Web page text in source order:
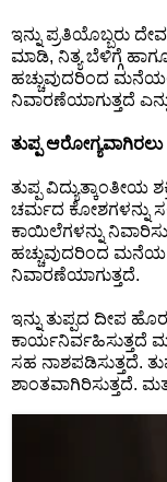
📞 Contact
N
w
U
p
d
a
s
🎤 Live News
Y
o
u
u
e
T
i
t
t
ಇನ್ನು ಪ್ರತಿಯೊಬ್ಬರು
ಮಾಡಿ, ನಿತ್ಯ ಬೆಳಿಗ್ಗೆ
ಹಚ್ಚುವುದರಿಂದ
ನಿವಾರಣೆಯಾಗುತ್ತದೆ
ತುಪ್ಪ
ತುಪ್ಪ
ಚರ್ಮದ ಕೋಶಗಳನ್ನು
ಕಾಯಿಲೆಗಳನ್ನು
ಹಚ್ಚುವುದರಿಂದ ಮನೆಯ
ನಿವಾರಣೆಯಾಗುತ್ತದೆ.
ಇನ್ನು ತುಪ್ಪದ ದೀಪ
ಕಾರ್ಯನಿರ್ವಹಿಸುತ್ತದೆ
ಸಹ ನಾಶಪಡಿಸುತ್ತದೆ.
ಶಾಂತವಾಗಿರಿಸುತ್ತದೆ.